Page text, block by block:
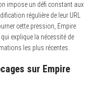
impose un défi constant aux
régulière de leur URL
cette pression, Empire
explique la nécessité de
les plus récentes.
sur Empire